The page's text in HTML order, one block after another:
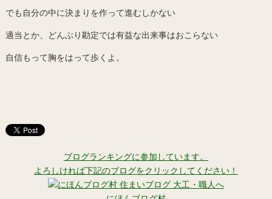
でも自分の中に決まりを作って進むしかない
適当とか、どんぶり勘定では有益な出来事はおこらない
自信もって胸をはって歩くよ。
ブログランキングに参加しています。
よろしければ下記のブログをクリックしてください！